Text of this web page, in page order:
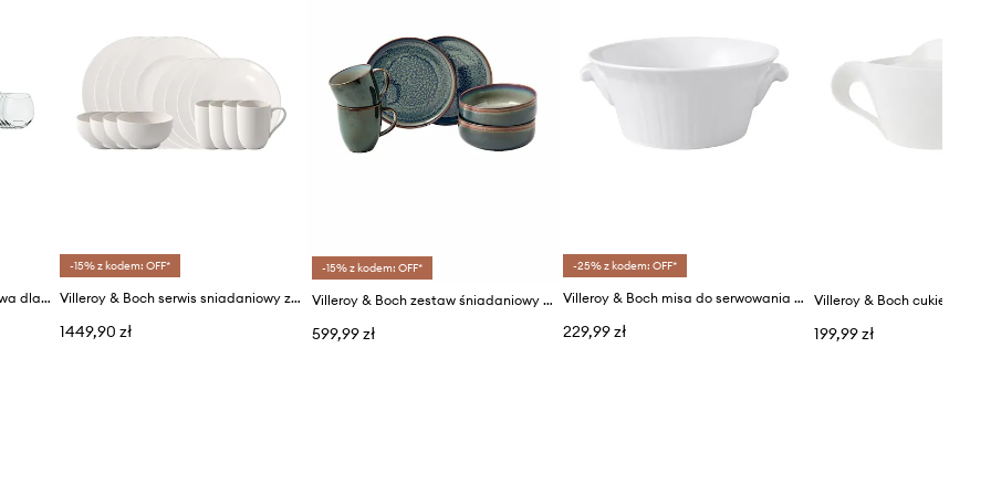
Villeroy & Boch zastawa stołowa dla 4 os. Wonderful World
-15% z kodem: OFF*
Villeroy & Boch serwis sniadaniowy z porcelany
1449,90 zł
-15% z kodem: OFF*
Villeroy & Boch zestaw śniadaniowy dla 2 os. Crafted Breeze 6-pack
599,99 zł
-25% z kodem: OFF*
Villeroy & Boch misa do serwowania zupy z porcelany 0,4 l
229,99 zł
Villeroy & Boch cukiernica
199,99 zł